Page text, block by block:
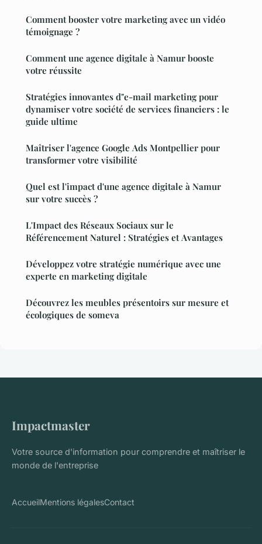
Comment booster votre marketing avec un vidéo
témoignage ?
Comment une agence digitale à Namur booste
votre réussite
Stratégies innovantes d"e-mail marketing pour
dynamiser votre société de services financiers : le
guide ultime
Maîtriser l'agence Google Ads Montpellier pour
transformer votre visibilité
Quel est l'impact d'une agence digitale à Namur
sur votre succès ?
L'Impact des Réseaux Sociaux sur le
Référencement Naturel : Stratégies et Avantages
Développez votre stratégie numérique avec une
experte en marketing digitale
Découvrez les meubles présentoirs sur mesure et
écologiques de someva
Impactmaster
Votre source d'information pour comprendre et maîtriser le
monde de l'entreprise
AccueilMentions légalesContact